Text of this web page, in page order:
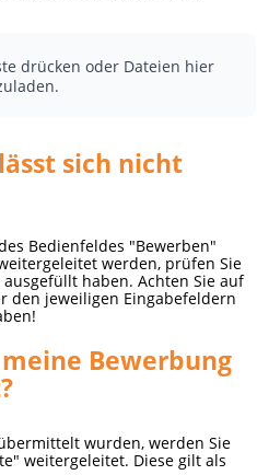
drücken oder Dateien hier
sich nicht
Bedienfeldes "Bewerben"
werden, prüfen Sie
haben. Achten Sie auf
den jeweiligen Eingabefeldern
Bewerbung
wurden, werden Sie
weitergeleitet. Diese gilt als